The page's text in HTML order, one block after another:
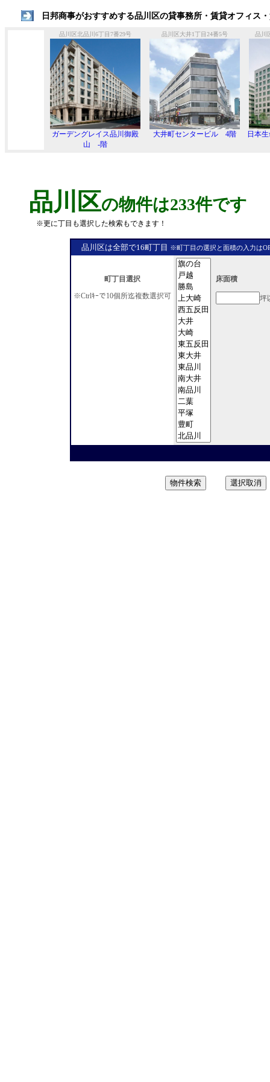
日邦商事がおすすめする品川区の貸事務所・賃貸オフィス
品川区北品川6丁目7番29号
ガーデングレイス品川御殿
山 -階
品川区大井1丁目24番5号
大井町センタービル 4階
品川
日本
品川区の物件は233件です
※更に丁目も選択した検索もできます！
品川区は全部で16町丁目 ※町丁目の選択と面積の入力は
町丁目選択
※Ctrlｷｰで10個所迄複数選択可
床面積
坪